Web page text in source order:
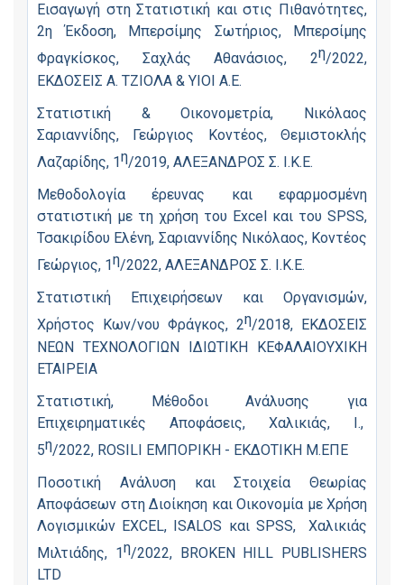
Εισαγωγή στη Στατιστική και στις Πιθανότητες,
2η Έκδοση, Μπερσίμης Σωτήριος, Μπερσίμης
Φραγκίσκος, Σαχλάς Αθανάσιος, 2η/2022,
ΕΚΔΟΣΕΙΣ Α. ΤΖΙΟΛΑ & ΥΙΟΙ Α.Ε.
Στατιστική & Οικονομετρία, Νικόλαος
Σαριαννίδης, Γεώργιος Κοντέος, Θεμιστοκλής
Λαζαρίδης, 1η/2019, ΑΛΕΞΑΝΔΡΟΣ Σ. Ι.Κ.Ε.
Μεθοδολογία έρευνας και εφαρμοσμένη
στατιστική με τη χρήση του Excel και του SPSS,
Τσακιρίδου Ελένη, Σαριαννίδης Νικόλαος, Κοντέος
Γεώργιος, 1η/2022, ΑΛΕΞΑΝΔΡΟΣ Σ. Ι.Κ.Ε.
Στατιστική Επιχειρήσεων και Οργανισμών,
Χρήστος Κων/νου Φράγκος, 2η/2018, ΕΚΔΟΣΕΙΣ
ΝΕΩΝ ΤΕΧΝΟΛΟΓΙΩΝ ΙΔΙΩΤΙΚΗ ΚΕΦΑΛΑΙΟΥΧΙΚΗ
ΕΤΑΙΡΕΙΑ
Στατιστική, Μέθοδοι Ανάλυσης για
Επιχειρηματικές Αποφάσεις, Χαλικιάς, Ι.,
5η/2022, ROSILI ΕΜΠΟΡΙΚΗ - ΕΚΔΟΤΙΚΗ Μ.ΕΠΕ
Ποσοτική Ανάλυση και Στοιχεία Θεωρίας
Αποφάσεων στη Διοίκηση και Οικονομία με Χρήση
Λογισμικών EXCEL, ΙSALOS και SPSS, Χαλικιάς
Μιλτιάδης, 1η/2022, BROKEN HILL PUBLISHERS
LTD